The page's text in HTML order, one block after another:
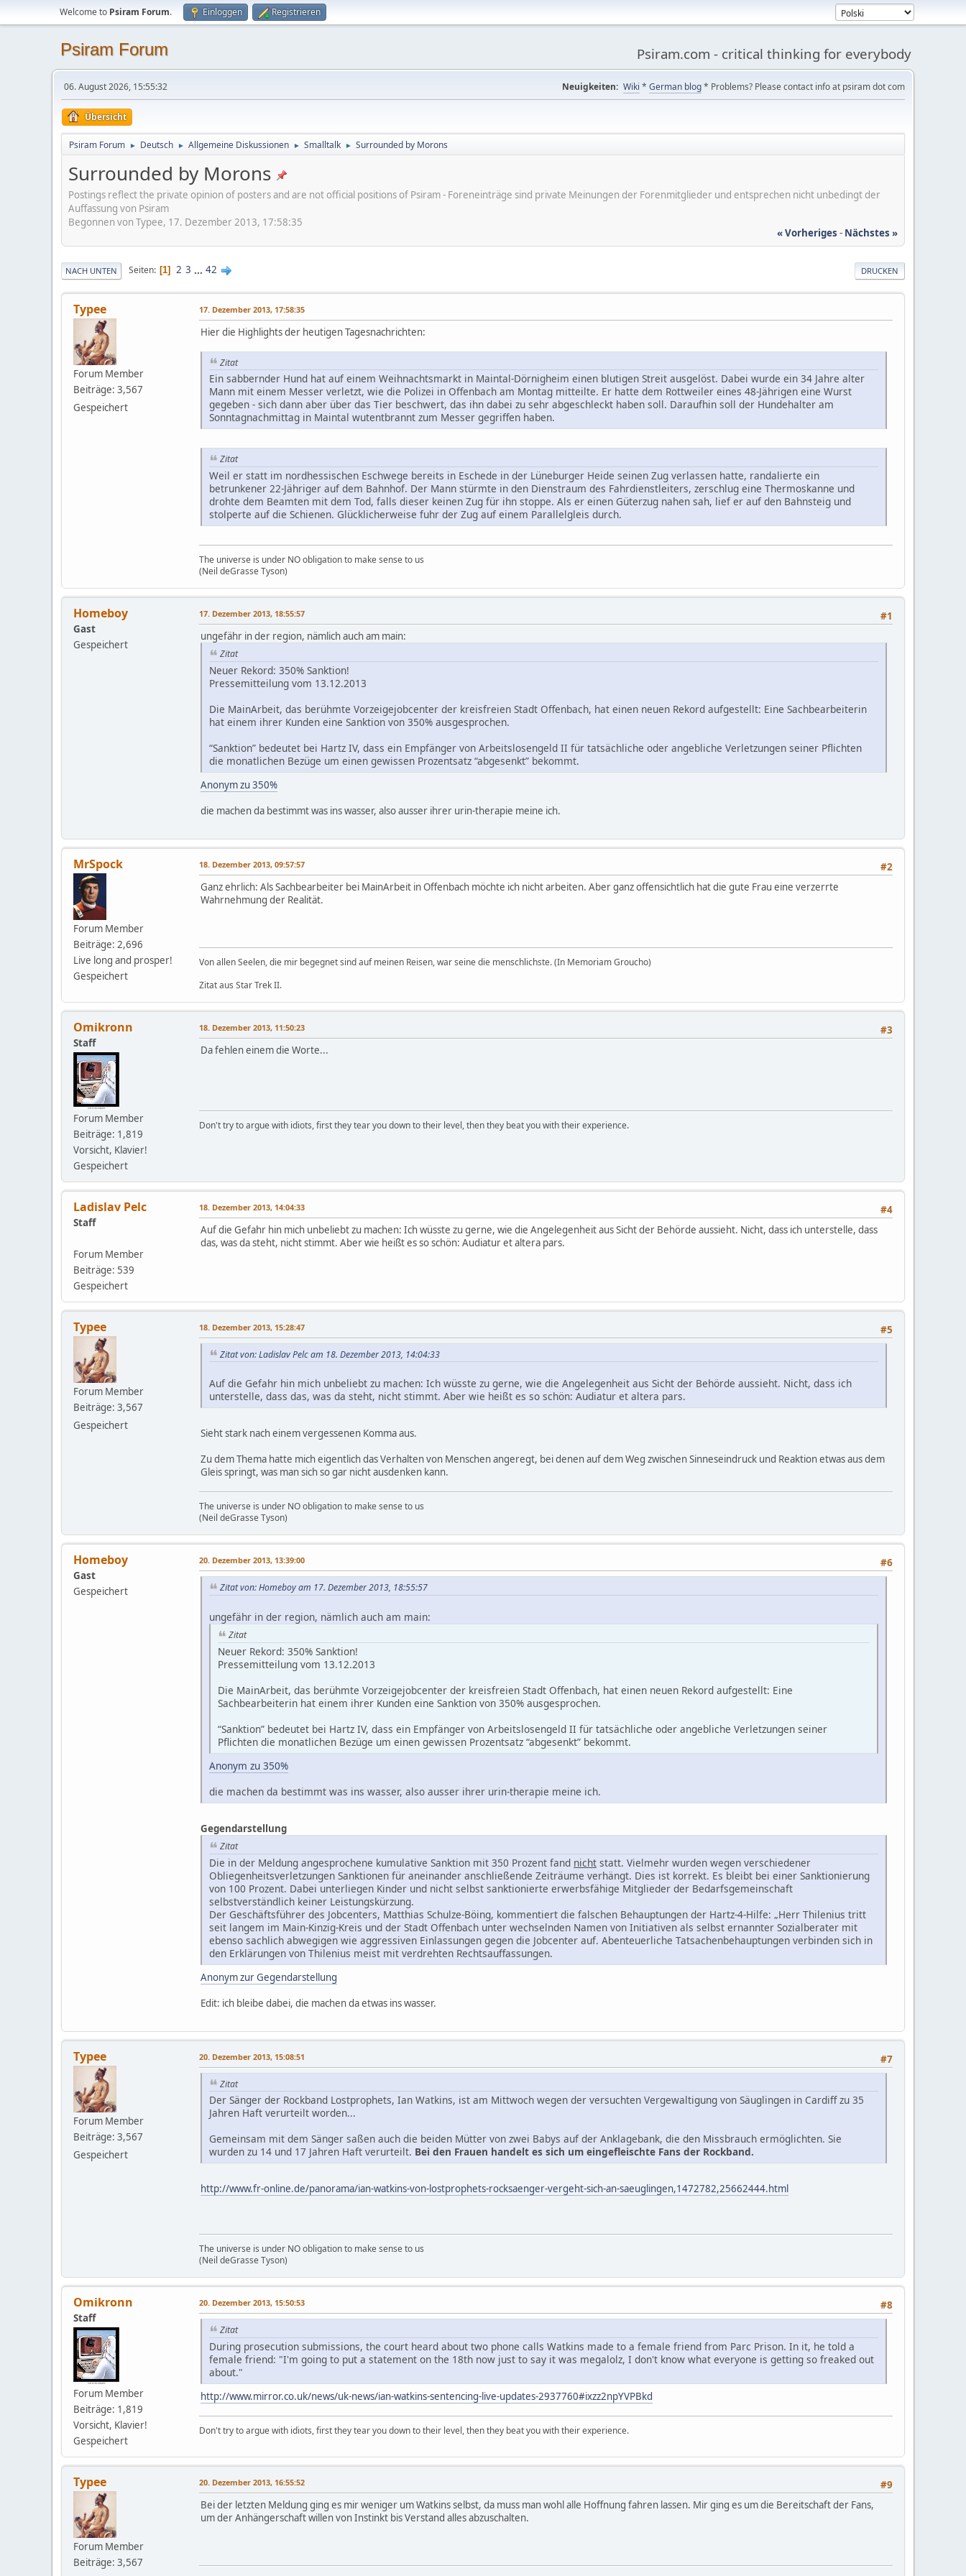
Welcome to Psiram Forum. Einloggen Registrieren
Psiram Forum Psiram.com - critical thinking for everybody
06. August 2026, 15:55:32 Neuigkeiten: Wiki * German blog* Problems? Please contact info at psiram dot com
Übersicht
Psiram Forum ► Deutsch ► Allgemeine Diskussionen ► Smalltalk ► Surrounded by Morons
Surrounded by Morons
Postings reflect the private opinion of posters and are not official positions of Psiram - Foreneinträge sind private Meinungen der Forenmitglieder und entsprechen nicht unbedingt der
Auffassung von Psiram
Begonnen von Typee, 17. Dezember 2013, 17:58:35
« Vorheriges - Nächstes »
DRUCKEN
NACH UNTEN Seiten 1 2 3 ... 42
Typee
Forum Member
Beiträge: 3,567
Gespeichert
17. Dezember 2013, 17:58:35
Hier die Highlights der heutigen Tagesnachrichten:
Zitat
Ein sabbernder Hund hat auf einem Weihnachtsmarkt in Maintal-Dörnigheim einen blutigen Streit ausgelöst. Dabei wurde ein 34 Jahre alter
Mann mit einem Messer verletzt, wie die Polizei in Offenbach am Montag mitteilte. Er hatte dem Rottweiler eines 48-Jährigen eine Wurst
gegeben - sich dann aber über das Tier beschwert, das ihn dabei zu sehr abgeschleckt haben soll. Daraufhin soll der Hundehalter am
Sonntagnachmittag in Maintal wutentbrannt zum Messer gegriffen haben.
Zitat
Weil er statt im nordhessischen Eschwege bereits in Eschede in der Lüneburger Heide seinen Zug verlassen hatte, randalierte ein
betrunkener 22-Jähriger auf dem Bahnhof. Der Mann stürmte in den Dienstraum des Fahrdienstleiters, zerschlug eine Thermoskanne und
drohte dem Beamten mit dem Tod, falls dieser keinen Zug für ihn stoppe. Als er einen Güterzug nahen sah, lief er auf den Bahnsteig und
stolperte auf die Schienen. Glücklicherweise fuhr der Zug auf einem Parallelgleis durch.
The universe is under NO obligation to make sense to us
(Neil deGrasse Tyson)
Homeboy
Gast
Gespeichert
#1
17. Dezember 2013, 18:55:57
ungefähr in der region, nämlich auch am main:
Zitat
Neuer Rekord: 350% Sanktion!
Pressemitteilung vom 13.12.2013
Die MainArbeit, das berühmte Vorzeigejobcenter der kreisfreien Stadt Offenbach, hat einen neuen Rekord aufgestellt: Eine Sachbearbeiterin
hat einem ihrer Kunden eine Sanktion von 350% ausgesprochen.
“Sanktion” bedeutet bei Hartz IV, dass ein Empfänger von Arbeitslosengeld II für tatsächliche oder angebliche Verletzungen seiner Pflichten
die monatlichen Bezüge um einen gewissen Prozentsatz “abgesenkt” bekommt.
Anonym zu 350%
die machen da bestimmt was ins wasser, also ausser ihrer urin-therapie meine ich.
MrSpock
Forum Member
Beiträge: 2,696
Live long and prosper!
Gespeichert
#2
18. Dezember 2013, 09:57:57
Ganz ehrlich: Als Sachbearbeiter bei MainArbeit in Offenbach möchte ich nicht arbeiten. Aber ganz offensichtlich hat die gute Frau eine verzerrte
Wahrnehmung der Realität.
Von allen Seelen, die mir begegnet sind auf meinen Reisen, war seine die menschlichste. (In Memoriam Groucho)
Zitat aus Star Trek II.
Omikronn
Staff
Forum Member
Beiträge: 1,819
Vorsicht, Klavier!
Gespeichert
#3
18. Dezember 2013, 11:50:23
Da fehlen einem die Worte...
Don't try to argue with idiots, first they tear you down to their level, then they beat you with their experience.
Ladislav Pelc
Staff
Forum Member
Beiträge: 539
Gespeichert
#4
18. Dezember 2013, 14:04:33
Auf die Gefahr hin mich unbeliebt zu machen: Ich wüsste zu gerne, wie die Angelegenheit aus Sicht der Behörde aussieht. Nicht, dass ich unterstelle, dass
das, was da steht, nicht stimmt. Aber wie heißt es so schön: Audiatur et altera pars.
Typee
Forum Member
Beiträge: 3,567
Gespeichert
#5
18. Dezember 2013, 15:28:47
Zitat von: Ladislav Pelc am 18. Dezember 2013, 14:04:33
Auf die Gefahr hin mich unbeliebt zu machen: Ich wüsste zu gerne, wie die Angelegenheit aus Sicht der Behörde aussieht. Nicht, dass ich
unterstelle, dass das, was da steht, nicht stimmt. Aber wie heißt es so schön: Audiatur et altera pars.
Sieht stark nach einem vergessenen Komma aus.
Zu dem Thema hatte mich eigentlich das Verhalten von Menschen angeregt, bei denen auf dem Weg zwischen Sinneseindruck und Reaktion etwas aus dem
Gleis springt, was man sich so gar nicht ausdenken kann.
The universe is under NO obligation to make sense to us
(Neil deGrasse Tyson)
Homeboy
Gast
Gespeichert
#6
20. Dezember 2013, 13:39:00
Zitat von: Homeboy am 17. Dezember 2013, 18:55:57
ungefähr in der region, nämlich auch am main:
Zitat
Neuer Rekord: 350% Sanktion!
Pressemitteilung vom 13.12.2013
Die MainArbeit, das berühmte Vorzeigejobcenter der kreisfreien Stadt Offenbach, hat einen neuen Rekord aufgestellt: Eine
Sachbearbeiterin hat einem ihrer Kunden eine Sanktion von 350% ausgesprochen.
“Sanktion” bedeutet bei Hartz IV, dass ein Empfänger von Arbeitslosengeld II für tatsächliche oder angebliche Verletzungen seiner
Pflichten die monatlichen Bezüge um einen gewissen Prozentsatz “abgesenkt” bekommt.
Anonym zu 350%
die machen da bestimmt was ins wasser, also ausser ihrer urin-therapie meine ich.
Gegendarstellung
Zitat
Die in der Meldung angesprochene kumulative Sanktion mit 350 Prozent fand nicht statt. Vielmehr wurden wegen verschiedener
Obliegenheitsverletzungen Sanktionen für aneinander anschließende Zeiträume verhängt. Dies ist korrekt. Es bleibt bei einer Sanktionierung
von 100 Prozent. Dabei unterliegen Kinder und nicht selbst sanktionierte erwerbsfähige Mitglieder der Bedarfsgemeinschaft
selbstverständlich keiner Leistungskürzung.
Der Geschäftsführer des Jobcenters, Matthias Schulze-Böing, kommentiert die falschen Behauptungen der Hartz-4-Hilfe: „Herr Thilenius tritt
seit langem im Main-Kinzig-Kreis und der Stadt Offenbach unter wechselnden Namen von Initiativen als selbst ernannter Sozialberater mit
ebenso sachlich abwegigen wie aggressiven Einlassungen gegen die Jobcenter auf. Abenteuerliche Tatsachenbehauptungen verbinden sich in
den Erklärungen von Thilenius meist mit verdrehten Rechtsauffassungen.
Anonym zur Gegendarstellung
Edit: ich bleibe dabei, die machen da etwas ins wasser.
Typee
Forum Member
Beiträge: 3,567
Gespeichert
#7
20. Dezember 2013, 15:08:51
Zitat
Der Sänger der Rockband Lostprophets, Ian Watkins, ist am Mittwoch wegen der versuchten Vergewaltigung von Säuglingen in Cardiff zu 35
Jahren Haft verurteilt worden...
Gemeinsam mit dem Sänger saßen auch die beiden Mütter von zwei Babys auf der Anklagebank, die den Missbrauch ermöglichten. Sie
wurden zu 14 und 17 Jahren Haft verurteilt. Bei den Frauen handelt es sich um eingefleischte Fans der Rockband.
http://www.fr-online.de/panorama/ian-watkins-von-lostprophets-rocksaenger-vergeht-sich-an-saeuglingen,1472782,25662444.html
The universe is under NO obligation to make sense to us
(Neil deGrasse Tyson)
Omikronn
Staff
Forum Member
Beiträge: 1,819
Vorsicht, Klavier!
Gespeichert
#8
20. Dezember 2013, 15:50:53
Zitat
During prosecution submissions, the court heard about two phone calls Watkins made to a female friend from Parc Prison. In it, he told a
female friend: "I'm going to put a statement on the 18th now just to say it was megalolz, I don't know what everyone is getting so freaked out
about."
http://www.mirror.co.uk/news/uk-news/ian-watkins-sentencing-live-updates-2937760#ixzz2npYVPBkd
Don't try to argue with idiots, first they tear you down to their level, then they beat you with their experience.
Typee
Forum Member
Beiträge: 3,567
#9
20. Dezember 2013, 16:55:52
Bei der letzten Meldung ging es mir weniger um Watkins selbst, da muss man wohl alle Hoffnung fahren lassen. Mir ging es um die Bereitschaft der Fans,
um der Anhängerschaft willen von Instinkt bis Verstand alles abzuschalten.